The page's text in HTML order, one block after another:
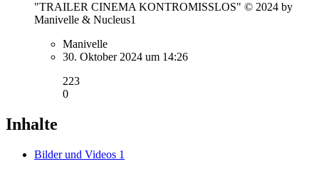
"TRAILER CINEMA KONTROMISSLOS" © 2024 by
Manivelle & Nucleus1
Manivelle
30. Oktober 2024 um 14:26
223
0
Inhalte
Bilder und Videos 1